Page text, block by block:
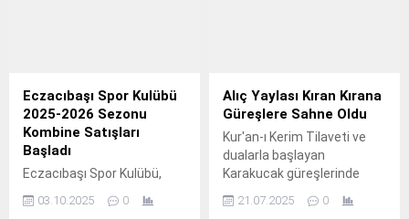
Eczacıbaşı Spor Kulübü
2025-2026 Sezonu
Kombine Satışları
Başladı
Eczacıbaşı Spor Kulübü,
2025-26 voleybol sezonuna
yeni evinde karşılamanın
03.10.2025 0
Alıç Yaylası Kıran Kırana
Güreşlere Sahne Oldu
Kur'an-ı Kerim Tilaveti ve
dualarla başlayan
Karakucak güreşlerinde
Saygı Duruşu ve İstiklal
Marşı'nın okunmasının
21.07.2025 0